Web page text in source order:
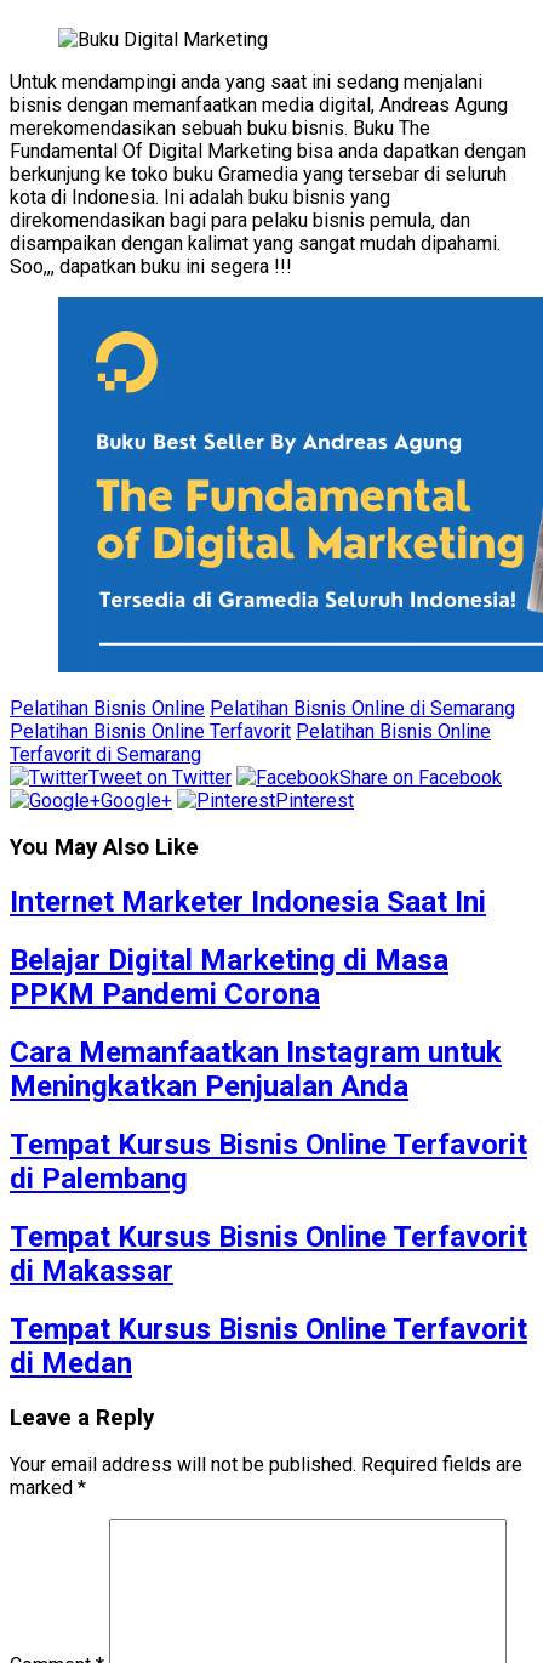
Untuk mendampingi anda yang saat ini sedang menjalani
bisnis dengan memanfaatkan media digital, Andreas Agung
merekomendasikan sebuah buku bisnis. Buku The
Fundamental Of Digital Marketing bisa anda dapatkan dengan
berkunjung ke toko buku Gramedia yang tersebar di seluruh
kota di Indonesia. Ini adalah buku bisnis yang
direkomendasikan bagi para pelaku bisnis pemula, dan
disampaikan dengan kalimat yang sangat mudah dipahami.
Soo,,, dapatkan buku ini segera !!!
Pelatihan Bisnis Online Pelatihan Bisnis Online di Semarang
Pelatihan Bisnis Online Terfavorit Pelatihan Bisnis Online
Terfavorit di Semarang
Tweet on Twitter
Share on Facebook
Google+
Pinterest
You May Also Like
Internet Marketer Indonesia Saat Ini
Belajar Digital Marketing di Masa
PPKM Pandemi Corona
Cara Memanfaatkan Instagram untuk
Meningkatkan Penjualan Anda
Tempat Kursus Bisnis Online Terfavorit
di Palembang
Tempat Kursus Bisnis Online Terfavorit
di Makassar
Tempat Kursus Bisnis Online Terfavorit
di Medan
Leave a Reply
Your email address will not be published. Required fields are
marked *